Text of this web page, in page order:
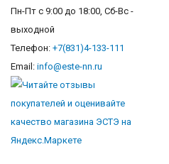
Пн-Пт с 9:00 до 18:00, Сб-Вс -
выходной
Телефон: +7(831)4-133-111
Email: info@este-nn.ru